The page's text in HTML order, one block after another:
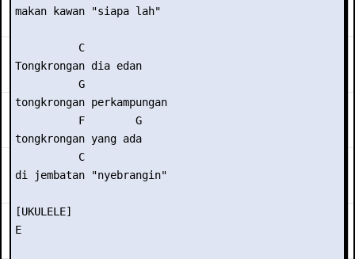
makan kawan "siapa lah"
          C
Tongkrongan dia edan
          G
tongkrongan perkampungan
          F        G
tongkrongan yang ada
          C
di jembatan "nyebrangin"
[UKULELE]
E